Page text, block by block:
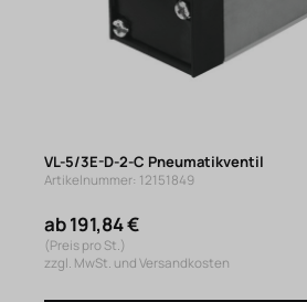
VL-5/3E-D-2-C Pneumatikventil
Artikelnummer: 12151849
ab 191,84 €
(Preis pro St.)
zzgl. MwSt. und Versandkosten